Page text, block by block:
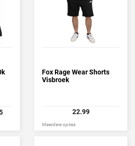
waterkant en heb jarenlang plezier van
Fox Rage Wear Shorts
Visbroek
22.99
Meerdere opties